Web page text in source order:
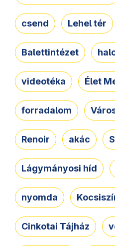
csend Lehel tér
Balettintézet
videotéka Élet
forradalom
Renoir akác
Lágymányosi híd
nyomda
Cinkotai Tájház